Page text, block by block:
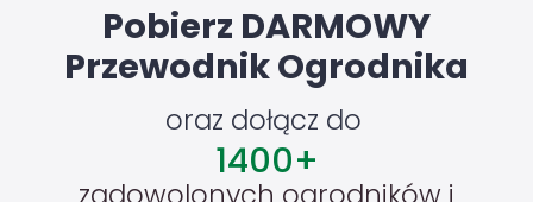
Pobierz DARMOWY
Przewodnik Ogrodnika
oraz dołącz do
1400+